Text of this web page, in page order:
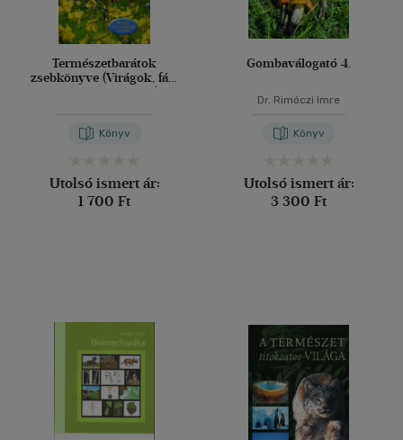
Természetbarátok
zsebkönyve (Virágok, fák,
madarak, rovarok)
Könyv
Utolsó ismert ár:
1 700 Ft
Gombaválogató 4.
Dr. Rimóczi Imre
Könyv
Utolsó ismert ár:
3 300 Ft